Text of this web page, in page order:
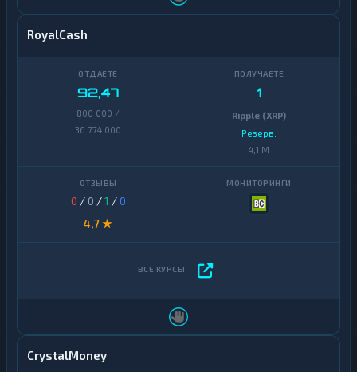
RoyalCash
92,47
800 000 /
36 774 000
1
Ripple (XRP)
Резерв:
4,1 M
0 / 0 /1 /0
4,7 ★
CrystalMoney